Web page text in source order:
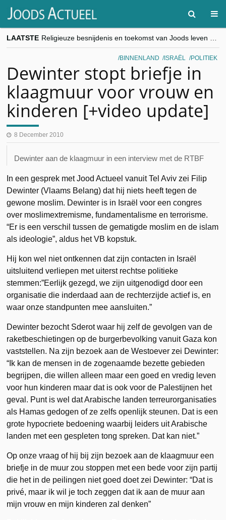
LAATSTE
“Besnijdenisdebat toont hoe moeilijk seculiere Westen minderheden begrijpt”, Jinnih Beels (Vooruit)
CITYTRIP | ROEMENIË – Boekarest: de verrassing van Oost-Europa
BINNENLAND ISRAËL POLITIEK
Dewinter stopt briefje in
klaagmuur voor vrouw en
kinderen [+video update]
8 December 2010
Dewinter aan de klaagmuur in een interview met de RTBF
In een gesprek met Jood Actueel vanuit Tel Aviv zei Filip
Dewinter (Vlaams Belang) dat hij niets heeft tegen de
gewone moslim. Dewinter is in Israël voor een congres
over moslimextremisme, fundamentalisme en terrorisme.
“Er is een verschil tussen de gematigde moslim en de islam
als ideologie”, aldus het VB kopstuk.
Hij kon wel niet ontkennen dat zijn contacten in Israël
uitsluitend verliepen met uiterst rechtse politieke
stemmen:”Eerlijk gezegd, we zijn uitgenodigd door een
organisatie die inderdaad aan de rechterzijde actief is, en
waar onze standpunten mee aansluiten.”
Dewinter bezocht Sderot waar hij zelf de gevolgen van de
raketbeschietingen op de burgerbevolking vanuit Gaza kon
vaststellen. Na zijn bezoek aan de Westoever zei Dewinter:
“Ik kan de mensen in de zogenaamde bezette gebieden
begrijpen, die willen alleen maar een goed en vredig leven
voor hun kinderen maar dat is ook voor de Palestijnen het
geval. Punt is wel dat Arabische landen terreurorganisaties
als Hamas gedogen of ze zelfs openlijk steunen. Dat is een
grote hypocriete bedoening waarbij leiders uit Arabische
landen met een gespleten tong spreken. Dat kan niet.”
Op onze vraag of hij bij zijn bezoek aan de klaagmuur een
briefje in de muur zou stoppen met een bede voor zijn partij
die het in de peilingen niet goed doet zei Dewinter: “Dat is
privé, maar ik wil je toch zeggen dat ik aan de muur aan
mijn vrouw en mijn kinderen zal denken”